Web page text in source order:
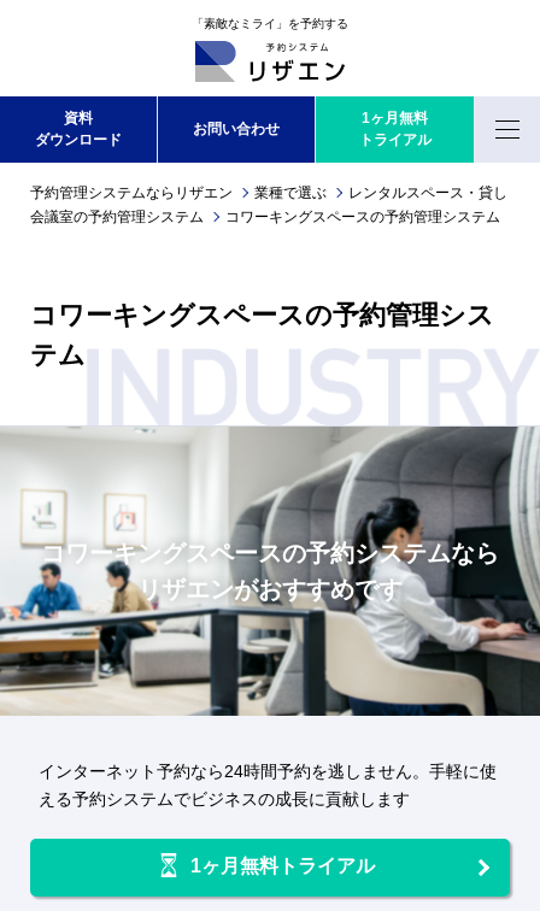
「素敵なミライ」を予約する
Menu
資料
ダウンロード
お問い合わせ
1ヶ月無料
トライアル
予約管理システムならリザエン 業種で選ぶ
レンタルスペース・貸し
会議室の予約管理システム
コワーキングスペースの予約管理システム
コワーキングスペースの予約管理シス
テム
コワーキングスペースの予約システムなら
リザエンがおすすめです
インターネット予約なら24時間予約を逃しません。手軽に使
える予約システムでビジネスの成長に貢献します
1ヶ月無料トライアル